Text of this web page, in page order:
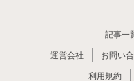
記事一
運営会社
お問い
利用規約